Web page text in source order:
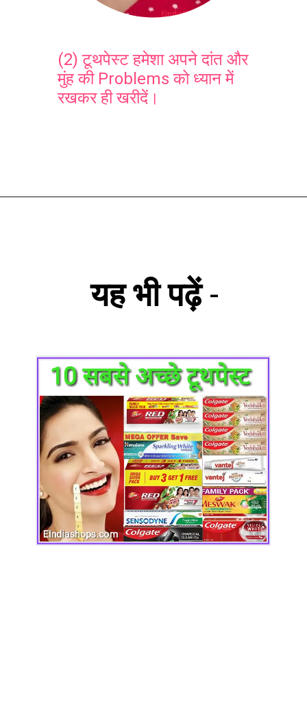
(2) टूथपेस्ट हमेशा अपने दांत और
मुंह की Problems को ध्यान में
रखकर ही खरीदें।
यह भी पढ़ें-